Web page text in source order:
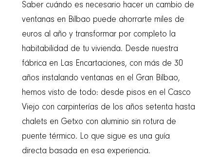
Saber cuándo es necesario hacer un cambio de
ventanas en Bilbao puede ahorrarte miles de
euros al año y transformar por completo la
habitabilidad de tu vivienda. Desde nuestra
fábrica en Las Encartaciones, con más de 30
años instalando ventanas en el Gran Bilbao,
hemos visto de todo: desde pisos en el Casco
Viejo con carpinterías de los años setenta hasta
chalets en Getxo con aluminio sin rotura de
puente térmico. Lo que sigue es una guía
directa basada en esa experiencia.